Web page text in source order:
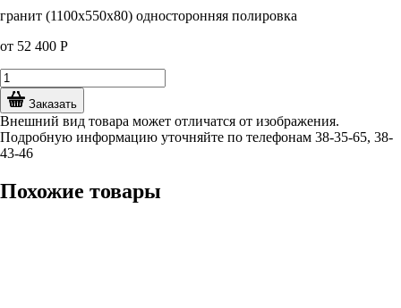
гранит (1100х550х80) односторонняя полировка
от 52 400 Р
Заказать
Внешний вид товара может отличатся от изображения.
Подробную информацию уточняйте по телефонам 38-35-65, 38-
43-46
Похожие товары